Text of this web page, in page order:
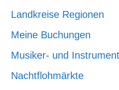
Landkreise Regionen
Meine Buchungen
Musiker- und
Nachtflohmärkte